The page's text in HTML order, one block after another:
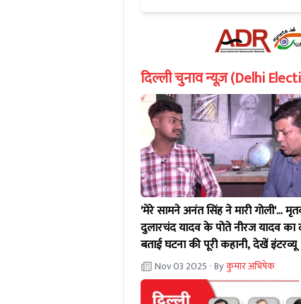
दिल्ली चुनाव न्यूज़ (Delhi
'मेरे सामने अनंत सिंह ने मारी गोली'...
दुलारचंद यादव के पोते नीरज यादव का
बताई घटना की पूरी कहानी, देखें इंटरव्यू
Nov 03 2025 · Byकुमार अभिषेक